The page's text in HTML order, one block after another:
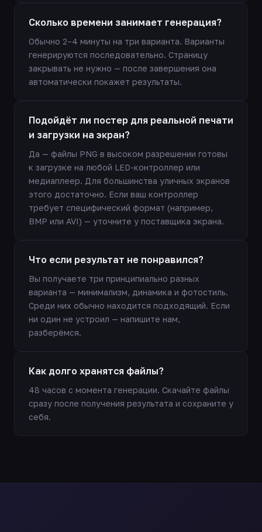
Сколько времени занимает генерация?
Обычно 2–4 минуты на три варианта. Варианты
генерируются последовательно. Страницу
закрывать не нужно — после завершения она
автоматически покажет результаты.
Подойдёт ли постер для реальной печати
и загрузки на экран?
Да — файлы PNG в высоком разрешении готовы
к загрузке на любой LED-контроллер или
медиаплеер. Для большинства уличных экранов
этого достаточно. Если ваш контроллер
требует специфический формат (например,
BMP или AVI) — уточните у поставщика экрана.
Что если результат не понравился?
Вы получаете три принципиально разных
варианта — минимализм, динамика и фотостиль.
Среди них обычно находится подходящий. Если
ни один не устроил — напишите нам,
разберёмся.
Как долго хранятся файлы?
48 часов с момента генерации. Скачайте файлы
сразу после получения результата и сохраните у
себя.